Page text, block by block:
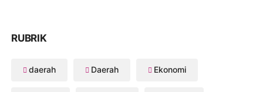
RUBRIK
daerah Daerah Ekonomi